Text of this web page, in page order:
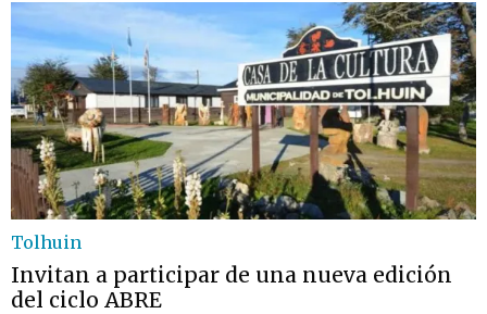
Tolhuin
Invitan a participar de una nueva edición
del ciclo ABRE